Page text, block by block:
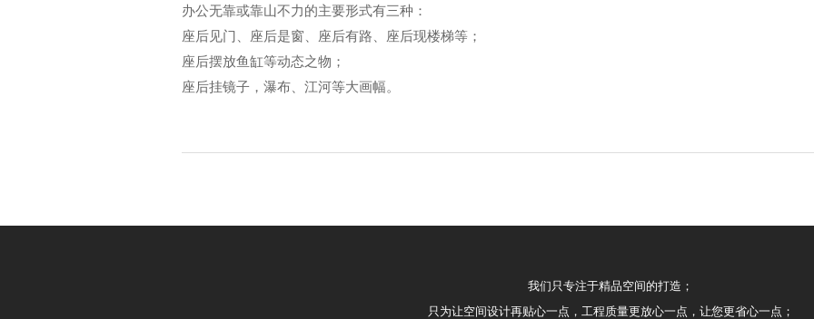
办公无靠或靠山不力的主要形式有三种：
座后见门、座后是窗、座后有路、座后现楼梯等；
座后摆放鱼缸等动态之物；
座后挂镜子，瀑布、江河等大画幅。
我们只专注于精品空间的打造；
只为让空间设计再贴心一点，工程质量更放心一点，让您更省心一点；